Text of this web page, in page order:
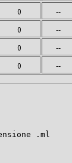
0 --
0 --
0 --
0 --
.ml